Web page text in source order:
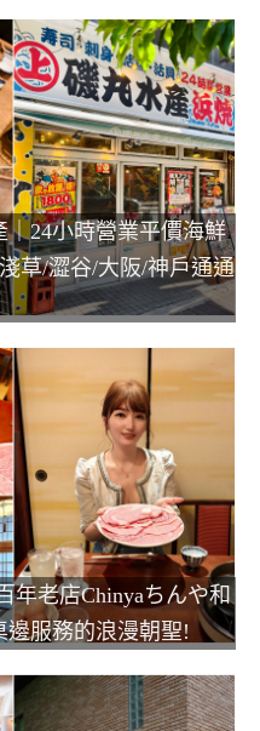
24小時營業平價海鮮
草/澀谷/大阪/神戶通通
年老店Chinyaちんや和
邊服務的浪漫朝聖!